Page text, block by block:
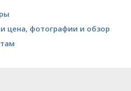
цена, фотографии и обзор